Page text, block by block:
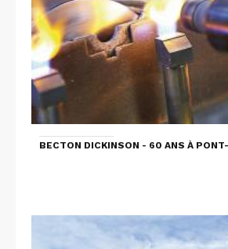
BECTON DICKINSON - 60 ANS À